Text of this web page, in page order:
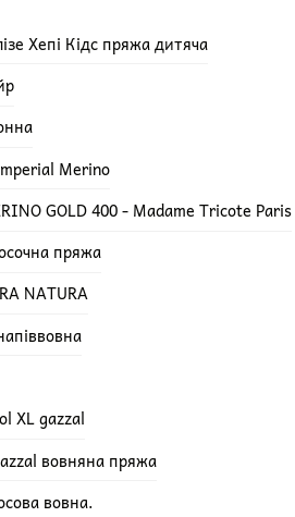
Хепі Кідс пряжа дитяча
Merino
GOLD 400 - Madame Tricote Paris
пряжа
NATURA
XL gazzal
вовняна пряжа
вовна.